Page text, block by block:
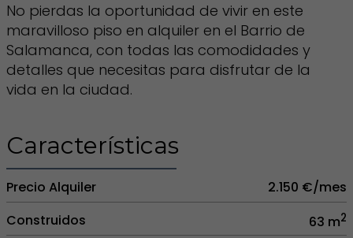
No pierdas la oportunidad de vivir en este
maravilloso piso en alquiler en el Barrio de
Salamanca, con todas las comodidades y
detalles que necesitas para disfrutar de la
vida en la ciudad.
Características
Precio Alquiler
2.150 €/mes
Construidos
63 m2